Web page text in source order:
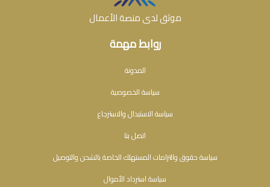
روابط مهمة
المدونة
سياسة الخصوصية
سياسة الاستبدال والاسترجاع
اتصل بنا
سياسة حقوق والتزامات المستهلك الخاصة بالشحن والتوصيل
سياسة استرداد الأموال
موثق لدى منصة الأعمال